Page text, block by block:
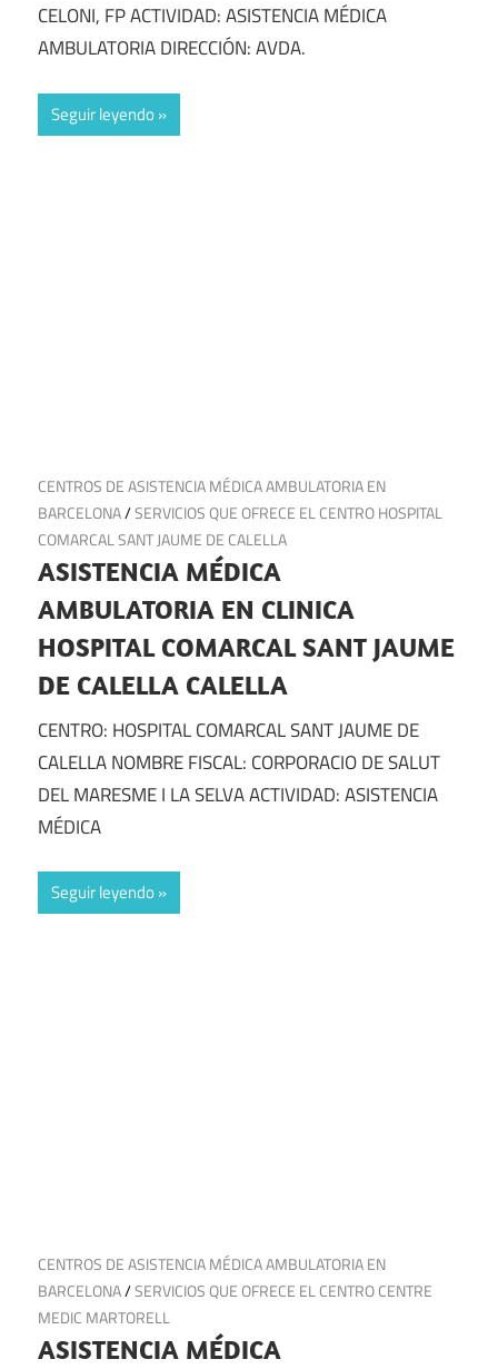
CELONI, FP ACTIVIDAD: ASISTENCIA MÉDICA
AMBULATORIA DIRECCIÓN: AVDA.
Seguir leyendo
1 de noviembre de 2024
CENTROS DE ASISTENCIA MÉDICA AMBULATORIA EN
BARCELONA/SERVICIOS QUE OFRECE EL CENTRO HOSPITAL
COMARCAL SANT JAUME DE CALELLA
ASISTENCIA MÉDICA
AMBULATORIA EN CLINICA
HOSPITAL COMARCAL SANT JAUME
DE CALELLA CALELLA
CENTRO: HOSPITAL COMARCAL SANT JAUME DE
CALELLA NOMBRE FISCAL: CORPORACIO DE SALUT
DEL MARESME I LA SELVA ACTIVIDAD: ASISTENCIA
MÉDICA
Seguir leyendo
22 de octubre de 2024
CENTROS DE ASISTENCIA MÉDICA AMBULATORIA EN
BARCELONA/SERVICIOS QUE OFRECE EL CENTRO CENTRE
MEDIC MARTORELL
ASISTENCIA MÉDICA